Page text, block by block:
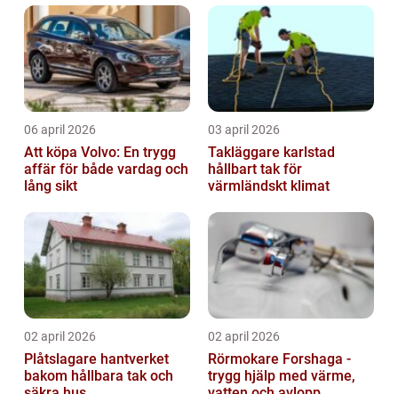
06 april 2026
Att köpa Volvo: En trygg
affär för både vardag och
lång sikt
03 april 2026
Takläggare karlstad
hållbart tak för
värmländskt klimat
02 april 2026
Plåtslagare hantverket
bakom hållbara tak och
02 april 2026
Rörmokare Forshaga -
trygg hjälp med värme,